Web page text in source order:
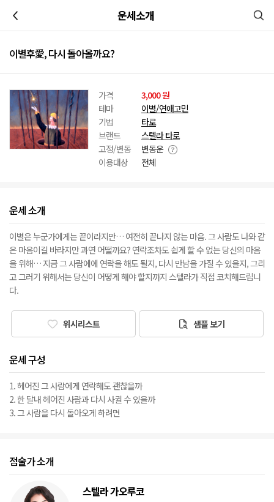
운세소개
이별후愛, 다시 돌아올까요?
가격
3,000 원
테마
이별/연애고민
기법
타로
브랜드
스텔라 타로
고정/변동
변동운
이용대상
전체
운세 소개
이별은 누군가에게는 끝이라지만… 여전히 끝나지 않는 마음. 그 사람도 나와 같
은 마음이길 바라지만 과연 어떨까요? 연락조차도 쉽게 할 수 없는 당신의 마음
을 위해… 지금 그 사람에에 연락을 해도 될지, 다시 만남을 가질 수 있을지, 그리
고 그러기 위해서는 당신이 어떻게 해야 할지까지 스텔라가 직접 코치해드립니
다.
위시리스트 샘플 보기
운세 구성
1. 헤어진 그 사람에게 연락해도 괜찮을까
2. 한 달내 헤어진 사람과 다시 사귈 수 있을까
3. 그 사람을 다시 돌아오게 하려면
점술가 소개
스텔라 가오루코